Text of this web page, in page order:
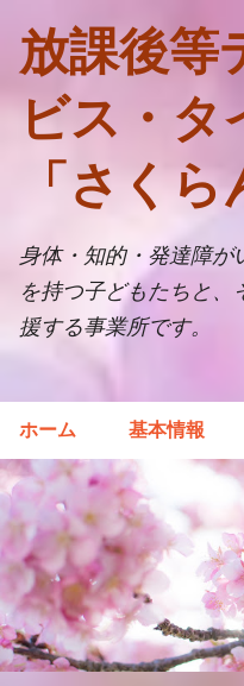
スキップしてメ
放課後等
ビス・タ
「さくら
身体・知的・発達障が
を持つ子どもたちと、
援する事業所です。
ホーム 基本情報